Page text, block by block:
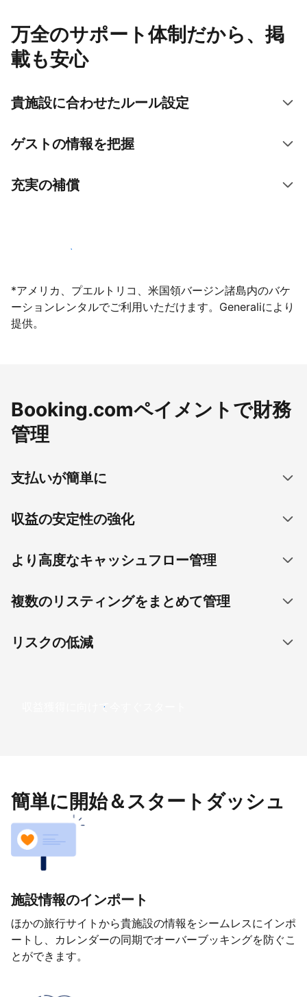
万全のサポート体制だから、掲
載も安心
貴施設に合わせたルール設定
ゲストの情報を把握
充実の補償
今すぐ掲載登録する
*アメリカ、プエルトリコ、米国領バージン諸島内のバケ
ーションレンタルでご利用いただけます。Generaliにより
提供。
Booking.comペイメントで財務
管理
支払いが簡単に
収益の安定性の強化
より高度なキャッシュフロー管理
複数のリスティングをまとめて管理
リスクの低減
収益獲得に向けて今すぐスタート
簡単に開始＆スタートダッシュ
施設情報のインポート
ほかの旅行サイトから貴施設の情報をシームレスにインポ
ートし、カレンダーの同期でオーバーブッキングを防ぐこ
とができます。